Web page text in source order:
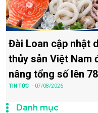
Đài Loan cập nhật
thủy sản Việt Nam
nâng tổng số lên
TIN TỨC - 07/08/2026
Danh mục